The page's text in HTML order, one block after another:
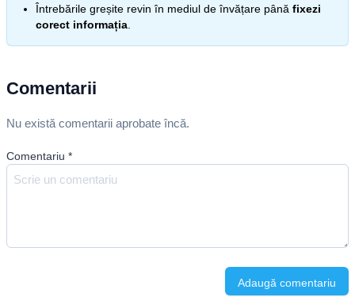
Întrebările greșite revin în mediul de învățare până fixezi
corect informația
Comentarii
Nu există comentarii aprobate încă.
Comentariu *
Adaugă comentariu